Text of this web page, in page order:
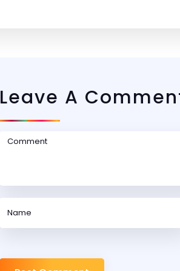
Leave A